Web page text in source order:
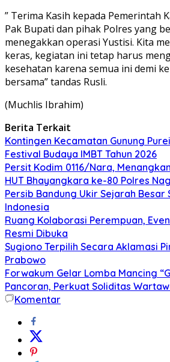
” Terima Kasih kepada Pemerintah
Pak Bupati dan pihak Polres yang
menegakkan operasi Yustisi. Kita
keras, kegiatan ini tetap harus
kesehatan karena semua ini demi
bersama” tandas Rusli.
(Muchlis Ibrahim)
Berita Terkait
Kontingen Kecamatan Gunung
Festival Budaya IMBT Tahun 2026
Persit Kodim 0116/Nara,
HUT Bhayangkara ke-80 Polres
Persib Bandung Ukir Sejarah Besar
Indonesia
Ruang Kolaborasi Perempuan,
Resmi Dibuka
Sugiono Terpilih Secara Aklamasi
Prabowo
Forwakum Gelar Lomba Mancing
Pancoran, Perkuat Soliditas
Komentar